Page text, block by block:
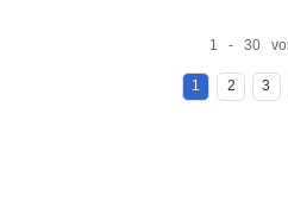
1 - 30
1 2 3